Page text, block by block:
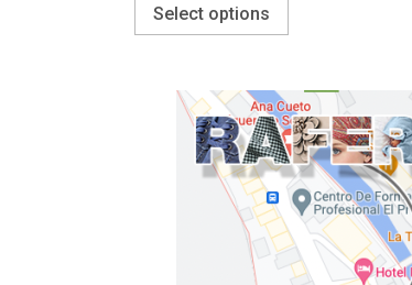
Select options